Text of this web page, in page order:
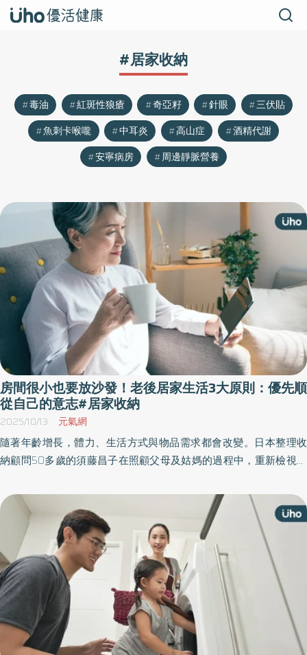
#居家收納
毒油 紅斑性狼瘡 奇亞籽 針眼
三伏貼
魚刺卡喉嚨
中耳炎 高山症
酒精代謝
安寧病房
周邊靜脈營養
房間很小也要放沙發！老後居家生活3大原則：優先順
從自己的意志#居家收納
2025/10/13 元氣網
隨著年齡增長，體力、生活方式與物品需求都會改變。日本整理收
納顧問50多歲的須藤昌子在照顧父母及姑媽的過程中，重新檢視自
來的居家整理3個原則，幫助自己在未來的生活中減輕負擔、保持舒
適，並活得更豐富。